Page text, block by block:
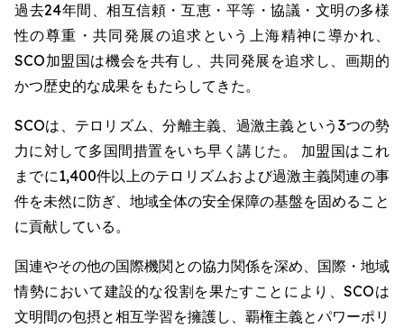
過去24年間、相互信頼・互恵・平等・協議・文明の多様
性の尊重・共同発展の追求という上海精神に導かれ、
SCO加盟国は機会を共有し、共同発展を追求し、画期的
かつ歴史的な成果をもたらしてきた。
SCOは、テロリズム、分離主義、過激主義という3つの勢
力に対して多国間措置をいち早く講じた。 加盟国はこれ
までに1,400件以上のテロリズムおよび過激主義関連の事
件を未然に防ぎ、地域全体の安全保障の基盤を固めること
に貢献している。
国連やその他の国際機関との協力関係を深め、国際・地域
情勢において建設的な役割を果たすことにより、SCOは
文明間の包摂と相互学習を擁護し、覇権主義とパワーポリ